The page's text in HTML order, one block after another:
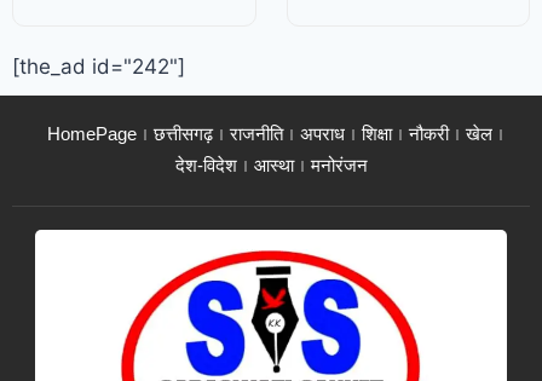
[the_ad id="242"]
HomePage छत्तीसगढ़ राजनीति अपराध शिक्षा नौकरी
खेल
देश-विदेश
आस्था मनोरंजन